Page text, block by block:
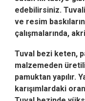
edebilirsiniz.
ve resim
çalışmalarında,
Tuval bezi keten,
malzemeden
pamuktan yapılır.
karışımlardaki